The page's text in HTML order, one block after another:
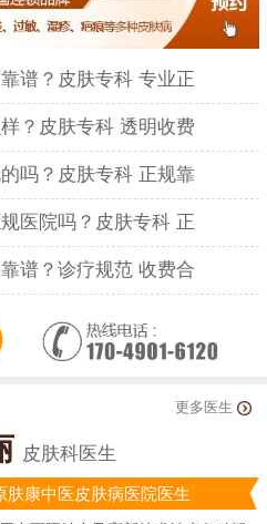
谱？皮肤专科 专业正
？皮肤专科 透明收费
吗？皮肤专科 正规靠
医院吗？皮肤专科 正
谱？诊疗规范 收费合
更多医生
皮肤科医生
肤康中医皮肤病医院医生